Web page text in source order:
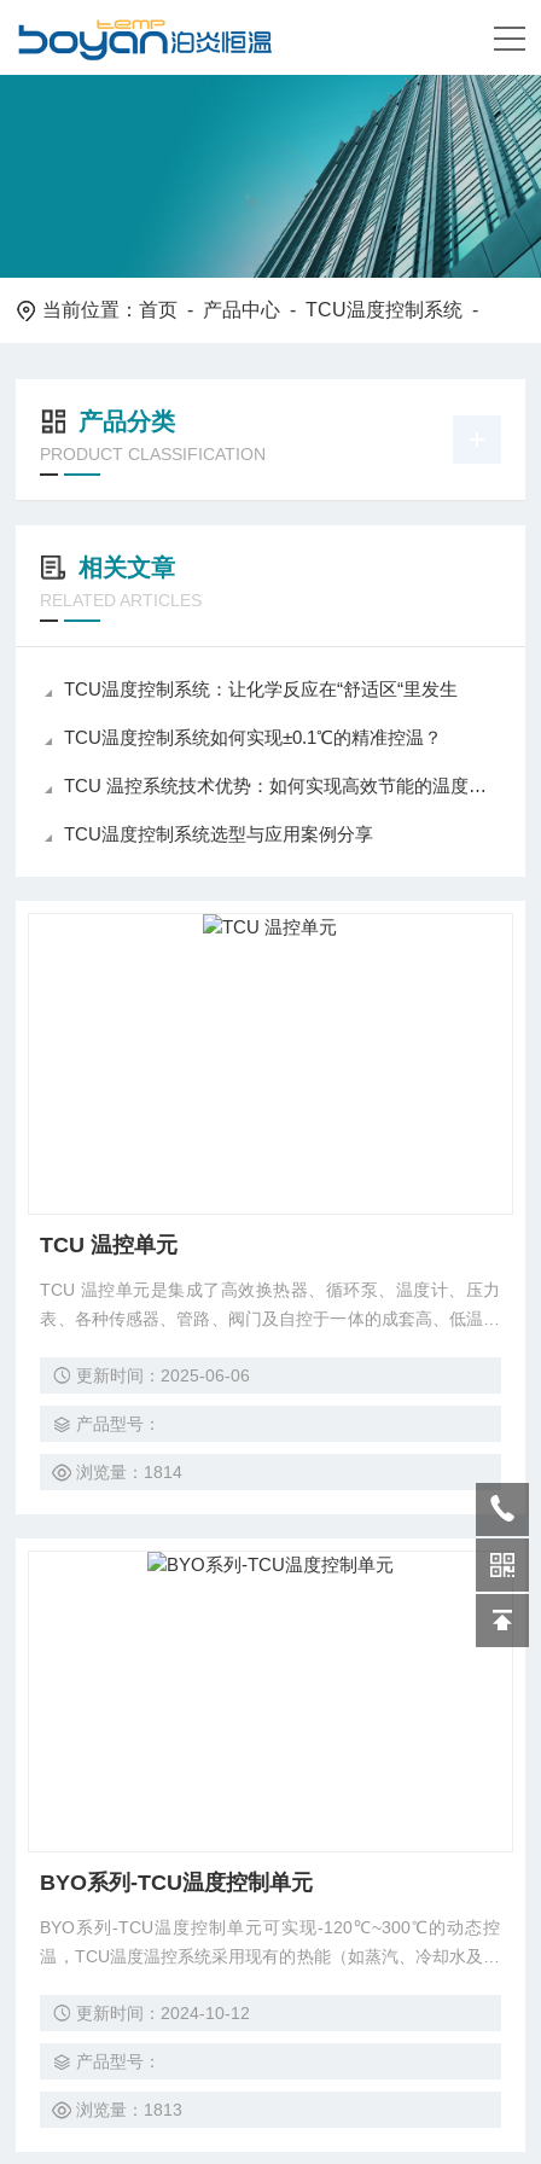
当前位置：首页 - 产品中心 -TCU温度控制系统 -
产品分类
PRODUCT CLASSIFICATION
相关文章
RELATED ARTICLES
TCU温度控制系统：让化学反应在“舒适区“里发生
TCU温度控制系统如何实现±0.1℃的精准控温？
TCU 温控系统技术优势：如何实现高效节能的温度控制
TCU温度控制系统选型与应用案例分享
TCU 温控单元
TCU 温控单元是集成了高效换热器、循环泵、温度计、压力
表、各种传感器、管路、阀门及自控于一体的成套高、低温区
把大量用户现场的离心泵、阀门的选择以及管道法兰焊接的工
更新时间：2025-06-06
产品型号：
浏览量：1814
BYO系列-TCU温度控制单元
BYO系列-TCU温度控制单元可实现-120℃~300℃的动态控
温，TCU温度温控系统采用现有的热能（如蒸汽、冷却水及超
备温度的单流体系统或二级回路中。这就完成了只有一种热传
水或超低温液体），通过运算控制整个反应过程温度。
更新时间：2024-10-12
产品型号：
浏览量：1813